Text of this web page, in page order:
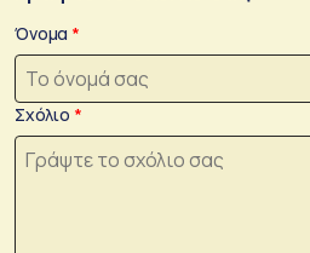
Όνομα
Σχόλιο